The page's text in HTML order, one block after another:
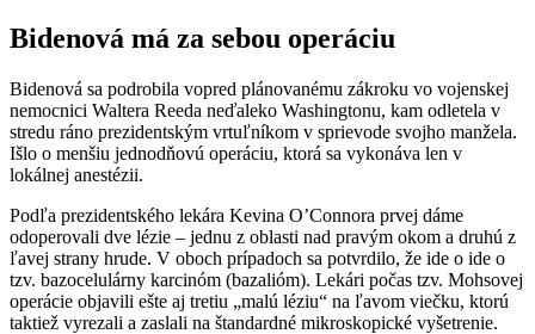
Bidenová má za sebou operáciu
Bidenová sa podrobila vopred plánovanému zákroku vo vojenskej
nemocnici Waltera Reeda neďaleko Washingtonu, kam odletela v
stredu ráno prezidentským vrtuľníkom v sprievode svojho manžela.
Išlo o menšiu jednodňovú operáciu, ktorá sa vykonáva len v
lokálnej anestézii.
Podľa prezidentského lekára Kevina O’Connora prvej dáme
odoperovali dve lézie – jednu z oblasti nad pravým okom a druhú z
ľavej strany hrude. V oboch prípadoch sa potvrdilo, že ide o ide o
tzv. bazocelulárny karcinóm (bazalióm). Lekári počas tzv. Mohsovej
operácie objavili ešte aj tretiu „malú léziu“ na ľavom viečku, ktorú
taktiež vyrezali a zaslali na štandardné mikroskopické vyšetrenie.